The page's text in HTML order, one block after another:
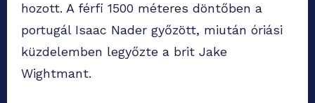
hozott. A férfi 1500 méteres döntőben a
portugál Isaac Nader győzött, miután óriási
küzdelemben legyőzte a brit Jake
Wightmant.